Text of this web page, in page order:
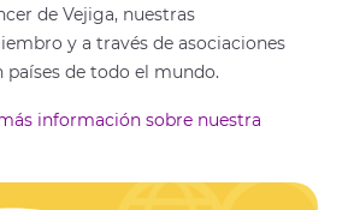
de Vejiga, nuestras
y a través de asociaciones
países de todo el mundo.
información sobre nuestra